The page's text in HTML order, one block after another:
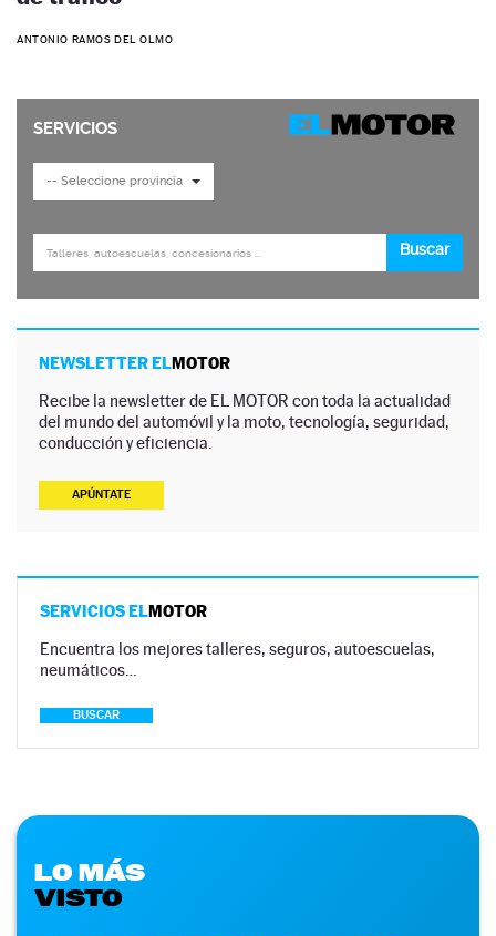
ANTONIO RAMOS DEL OLMO
NEWSLETTER ELMOTOR
Recibe la newsletter de EL MOTOR con toda la actualidad
del mundo del automóvil y la moto, tecnología, seguridad,
conducción y eficiencia.
APÚNTATE
SERVICIOS ELMOTOR
Encuentra los mejores talleres, seguros, autoescuelas,
neumáticos…
BUSCAR
LO MÁS
VISTO